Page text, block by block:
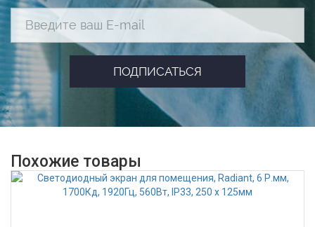
Похожие товары